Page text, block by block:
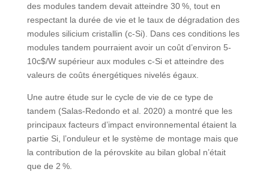
des modules tandem devait atteindre 30 %, tout en
respectant la durée de vie et le taux de dégradation des
modules silicium cristallin (c-Si). Dans ces conditions les
modules tandem pourraient avoir un coût d’environ 5-
10c$/W supérieur aux modules c-Si et atteindre des
valeurs de coûts énergétiques nivelés égaux.
Une autre étude sur le cycle de vie de ce type de
tandem (Salas-Redondo et al. 2020) a montré que les
principaux facteurs d’impact environnemental étaient la
partie Si, l’onduleur et le système de montage mais que
la contribution de la pérovskite au bilan global n’était
que de 2 %.